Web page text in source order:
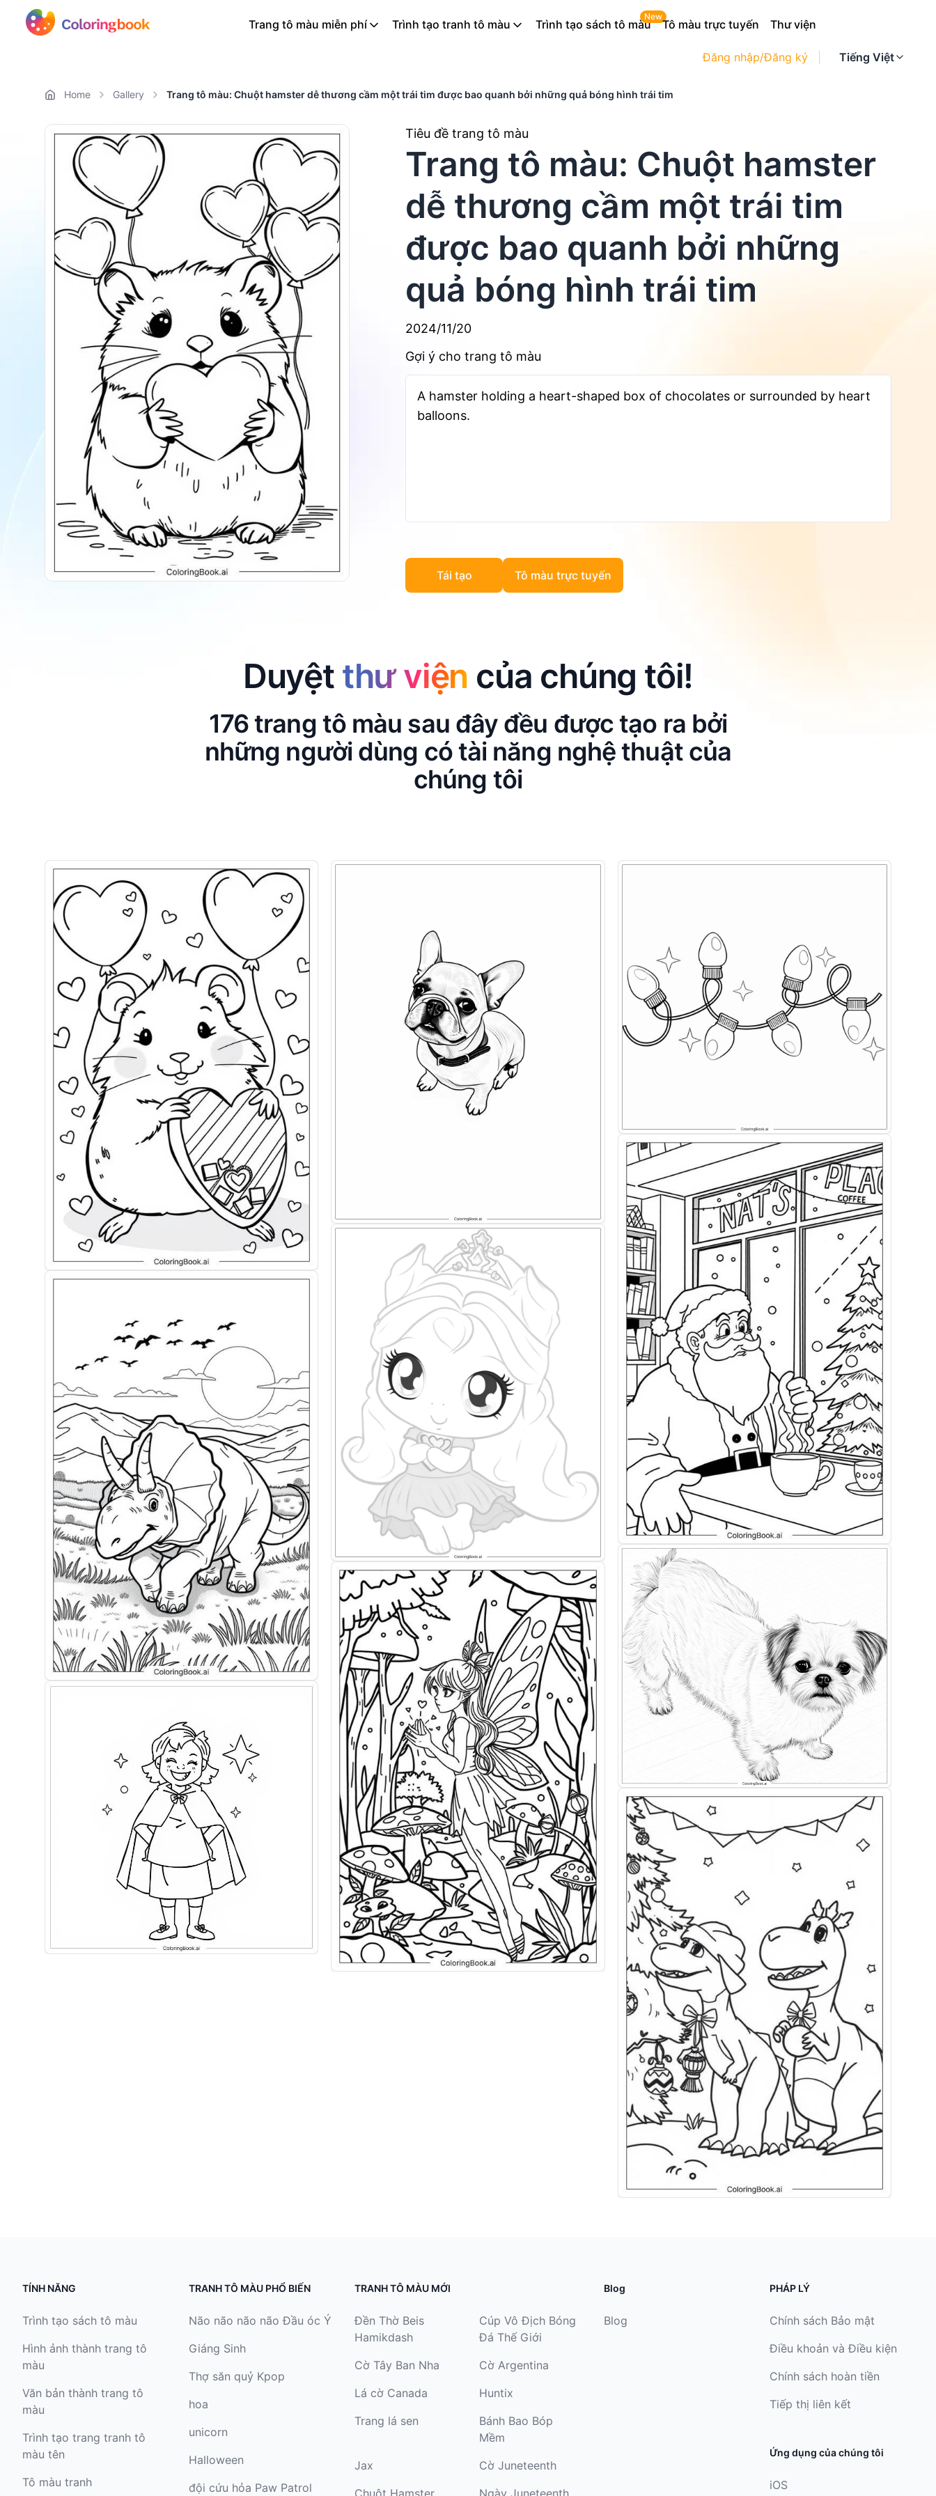
Đăng nhập/Đăng ký Tiếng Việt
Trang tô màu miễn phí Trình tạo tranh tô màu Trình tạo sách tô màu
New
Tô màu trực tuyến Thư viện
Home Gallery Trang tô màu: Chuột hamster dễ thương cầm một trái tim được bao quanh bởi những quả bóng hình trái tim
Tiêu đề trang tô màu
Trang tô màu: Chuột hamster
dễ thương cầm một trái tim
được bao quanh bởi những
quả bóng hình trái tim
2024/11/20
Gợi ý cho trang tô màu
A hamster holding a heart-shaped box of chocolates or surrounded by heart
balloons.
Tái tạo Tô màu trực tuyến
Duyệt thư viện của chúng tôi!
176 trang tô màu sau đây đều được tạo ra bởi
những người dùng có tài năng nghệ thuật của
chúng tôi
TÍNH NĂNG
Trình tạo sách tô màu
Hình ảnh thành trang tô
màu
Văn bản thành trang tô
màu
Trình tạo trang tranh tô
màu tên
Tô màu tranh
TRANH TÔ MÀU PHỔ BIẾN
Não não não não Đầu óc Ý
Giáng Sinh
Thợ săn quỷ Kpop
hoa
unicorn
Halloween
đội cứu hỏa Paw Patrol
TRANH TÔ MÀU MỚI
Đền Thờ Beis
Hamikdash
Cúp Vô Địch Bóng
Đá Thế Giới
Cờ Tây Ban Nha
Cờ Argentina
Lá cờ Canada
Huntix
Trang lá sen
Bánh Bao Bóp
Mềm
Jax
Cờ Juneteenth
Blog
Blog
PHÁP LÝ
Chính sách Bảo mật
Điều khoản và Điều kiện
Chính sách hoàn tiền
Tiếp thị liên kết
Ứng dụng của chúng tôi
iOS